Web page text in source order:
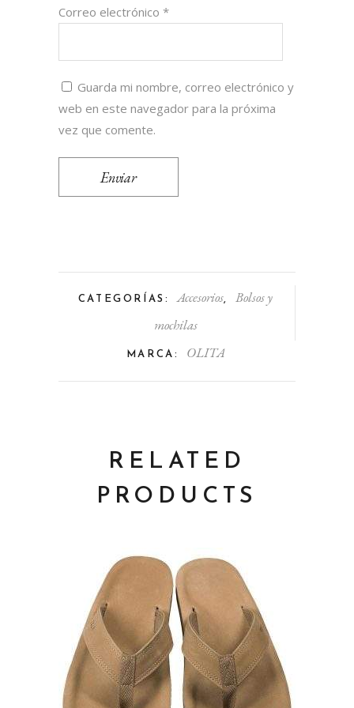
Correo electrónico *
Guarda mi nombre, correo electrónico y
web en este navegador para la próxima
vez que comente.
CATEGORÍAS: Accesorios,
Bolsos y
mochilas
MARCA: OLITA
RELATED
PRODUCTS